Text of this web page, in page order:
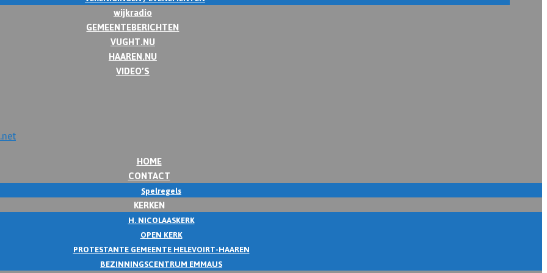
wijkradio
GEMEENTEBERICHTEN
VUGHT.NU
HAAREN.NU
VIDEO’S
HOME
CONTACT
Spelregels
KERKEN
H. NICOLAASKERK
OPEN KERK
PROTESTANTE GEMEENTE HELEVOIRT-HAAREN
BEZINNINGSCENTRUM EMMAUS